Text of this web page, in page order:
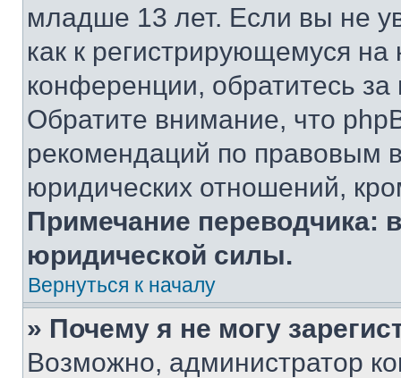
младше 13 лет. Если вы не
как к регистрирующемуся
конференции, обратитесь
Обратите внимание, что
рекомендаций по правовым
юридических отношений,
Примечание переводчика:
юридической силы.
Вернуться к началу
» Почему я не могу
Возможно, администратор